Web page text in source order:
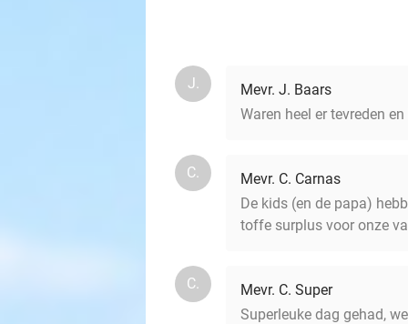
J.
Mevr. J. Baars
Waren heel er tevreden
C.
Mevr. C. Carnas
De kids (en de papa)
toffe surplus voor onze
C.
Mevr. C. Super
Superleuke dag gehad,